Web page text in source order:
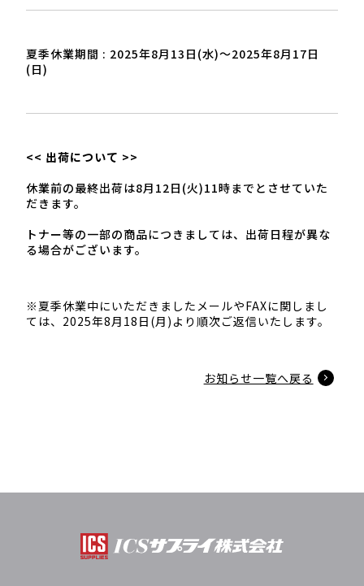
夏季休業期間 : 2025年8月13日(水)～2025年8月17日
(日)
<< 出荷について >>
休業前の最終出荷は8月12日(火)11時までとさせていた
だきます。
トナー等の一部の商品につきましては、出荷日程が異な
る場合がございます。
※夏季休業中にいただきましたメールやFAXに関しまし
ては、2025年8月18日(月)より順次ご返信いたします。
お知らせ一覧へ戻る